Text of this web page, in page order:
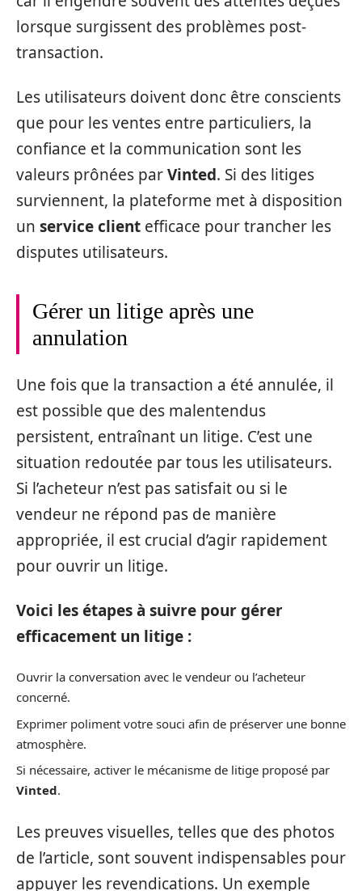
lorsque surgissent des problèmes post-
transaction.
Les utilisateurs doivent donc être conscients
que pour les ventes entre particuliers, la
confiance et la communication sont les
valeurs prônées parVinted. Si des litiges
surviennent, la plateforme met à disposition
un service client efficace pour trancher les
disputes utilisateurs.
Gérer un litige après une
annulation
Une fois que la transaction a été annulée, il
est possible que des malentendus
persistent, entraînant un litige. C’est une
situation redoutée par tous les utilisateurs.
Si l’acheteur n’est pas satisfait ou si le
vendeur ne répond pas de manière
appropriée, il est crucial d’agir rapidement
pour ouvrir un litige.
Voici les étapes à suivre pour gérer
efficacement un litige :
Ouvrir la conversation avec le vendeur ou l’acheteur
concerné.
Exprimer poliment votre souci afin de préserver une bonne
atmosphère.
Si nécessaire, activer le mécanisme de litige proposé par
Vinted.
Les preuves visuelles, telles que des photos
de l’article, sont souvent indispensables pour
appuyer les revendications. Un exemple